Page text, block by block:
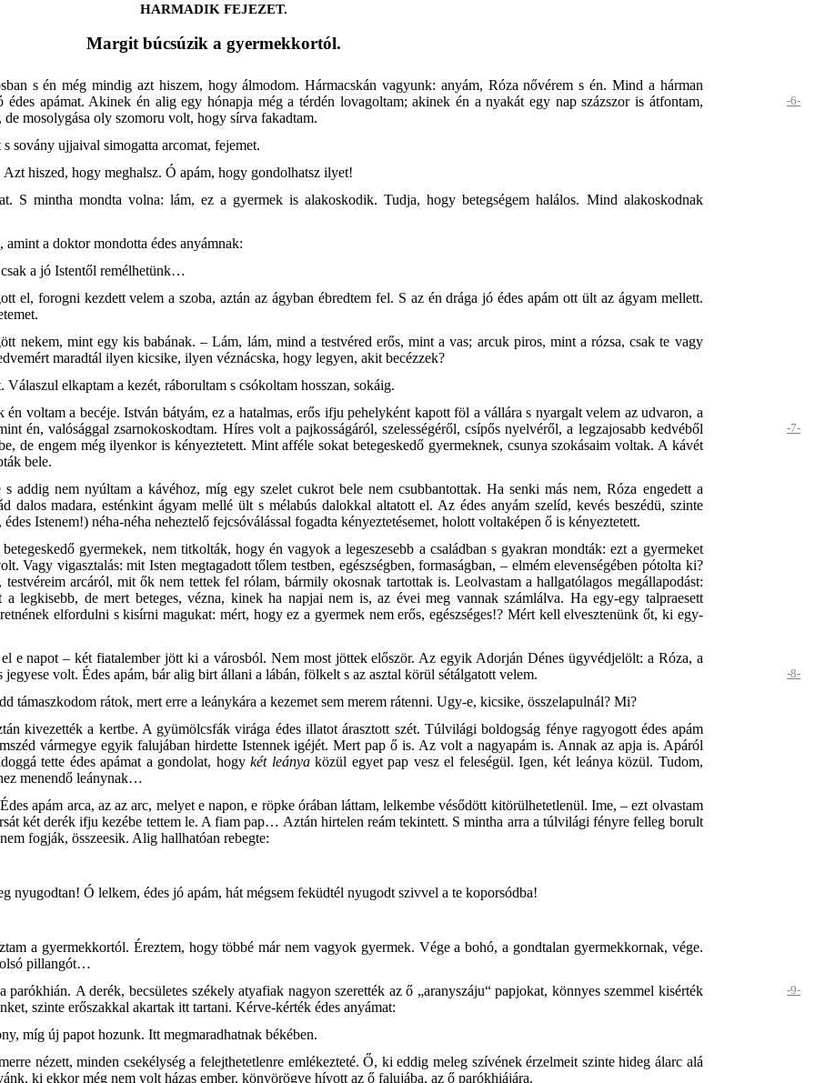
HARMADIK FEJEZET.
Margit búcsúzik a gyermekkortól.
s én még mindig azt hiszem, hogy álmodom. Hármacskán vagyunk: anyám, Róza nővérem s én. Mind a hárman
-6-
édes apámat. Akinek én alig egy hónapja még a térdén lovagoltam; akinek én a nyakát egy nap százszor is átfontam,
mosolygása oly szomoru volt, hogy sírva fakadtam.
sovány ujjaival simogatta arcomat, fejemet.
hiszed, hogy meghalsz. Ó apám, hogy gondolhatsz ilyet!
S mintha mondta volna: lám, ez a gyermek is alakoskodik. Tudja, hogy betegségem halálos. Mind alakoskodnak
a doktor mondotta édes anyámnak:
a jó Istentől remélhetünk…
el, forogni kezdett velem a szoba, aztán az ágyban ébredtem fel. S az én drága jó édes apám ott ült az ágyam mellett.
nekem, mint egy kis babának. – Lám, lám, mind a testvéred erős, mint a vas; arcuk piros, mint a rózsa, csak te vagy
maradtál ilyen kicsike, ilyen véznácska, hogy legyen, akit becézzek?
elkaptam a kezét, ráborultam s csókoltam hosszan, sokáig.
én voltam a becéje. István bátyám, ez a hatalmas, erős ifju pehelyként kapott föl a vállára s nyargalt velem az udvaron, a
én, valósággal zsarnokoskodtam. Híres volt a pajkosságáról,
-7-
szelességéről, csípős nyelvéről, a legzajosabb kedvéből
de engem még ilyenkor is kényeztetett. Mint afféle sokat betegeskedő gyermeknek, csunya szokásaim voltak. A kávét
bele.
addig nem nyúltam a kávéhoz, míg egy szelet cukrot bele nem csubbantottak. Ha senki más nem, Róza engedett a
dalos madara, esténkint ágyam mellé ült s mélabús dalokkal altatott el. Az édes anyám szelíd, kevés beszédü, szinte
Istenem!) néha-néha neheztelő fejcsóválással fogadta kényeztetésemet, holott voltaképen ő is kényeztetett.
gyermekek, nem titkolták, hogy én vagyok a legeszesebb a családban s gyakran mondták: ezt a gyermeket
Vagy vigasztalás: mit Isten megtagadott tőlem testben, egészségben, formaságban, – elmém elevenségében pótolta ki?
arcáról, mit ők nem tettek fel rólam, bármily okosnak tartottak is. Leolvastam a hallgatólagos megállapodást:
a legkisebb, de mert beteges, vézna, kinek ha napjai nem is, az évei meg vannak számlálva. Ha egy-egy talpraesett
elfordulni s kisírni magukat: mért, hogy ez a gyermek nem erős, egészséges!? Mért kell elvesztenünk őt, ki egy-
e napot – két fiatalember jött ki a városból. Nem most jöttek először. Az egyik Adorján Dénes ügyvédjelölt: a Róza, a
-8-
jegyese volt. Édes apám, bár alig birt állani a lábán, fölkelt s az asztal körül sétálgatott velem.
támaszkodom rátok, mert erre a leánykára a kezemet sem merem rátenni. Ugy-e, kicsike, összelapulnál? Mi?
kivezették a kertbe. A gyümölcsfák virága édes illatot árasztott szét. Túlvilági boldogság fénye ragyogott édes apám
vármegye egyik falujában hirdette Istennek igéjét. Mert pap ő is. Az volt a nagyapám is. Annak az apja is. Apáról
tette édes apámat a gondolat, hogykét leányaközül egyet pap vesz el feleségül. Igen, két leánya közül. Tudom,
menendő leánynak…
apám arca, az az arc, melyet e napon, e röpke órában láttam, lelkembe vésődött kitörülhetetlenül. Ime, – ezt olvastam
két derék ifju kezébe tettem le. A fiam pap… Aztán hirtelen reám tekintett. S mintha arra a túlvilági fényre felleg borult
fogják, összeesik. Alig hallhatóan rebegte:
nyugodtan! Ó lelkem, édes jó apám, hát mégsem feküdtél nyugodt szivvel a te koporsódba!
a gyermekkortól. Éreztem, hogy többé már nem vagyok gyermek. Vége a bohó, a gondtalan gyermekkornak, vége.
pillangót…
parókhián.
-9-
A derék, becsületes székely atyafiak nagyon szerették az ő „aranyszáju“ papjokat, könnyes szemmel kisérték
szinte erőszakkal akartak itt tartani. Kérve-kérték édes anyámat:
míg új papot hozunk. Itt megmaradhatnak békében.
nézett, minden csekélység a felejthetetlenre emlékezteté. Ő, ki eddig meleg szívének érzelmeit szinte hideg álarc alá
ki ekkor még nem volt házas ember, könyörögve hívott az ő falujába, az ő parókhiájára.